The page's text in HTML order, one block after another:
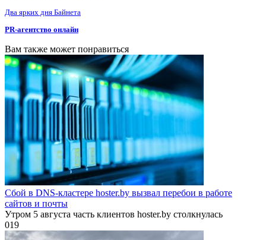
Два ярких дня Байнета
PR-агентство онлайн
Вам также может понравиться
Сбой в DNS-кластере hoster.by вызвал перебои в работе
сайтов и почты
Утром 5 августа часть клиентов hoster.by столкнулась
019